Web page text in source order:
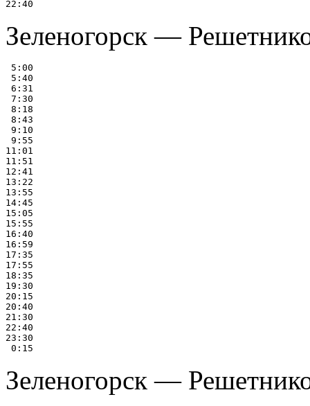
Зеленогорск —
5:00
5:40
6:31
7:30
8:18
8:43
9:10
9:55
11:01
11:51
12:41
13:22
13:55
14:45
15:05
15:55
16:40
16:59
17:35
17:55
18:35
19:30
20:15
20:40
21:30
22:40
23:30
Зеленогорск —